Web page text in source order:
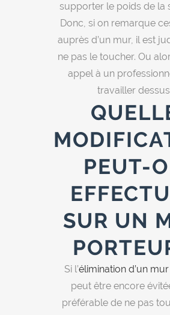
supporter le poids de la
Donc, si on remarque
auprès d’un mur, il est
ne pas le toucher. Ou
appel à un
travailler
PEUT-
SUR UN
Si l’élimination d’un
peut être encore
préférable de ne pas